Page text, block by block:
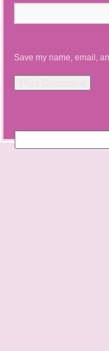
Save my name, email,